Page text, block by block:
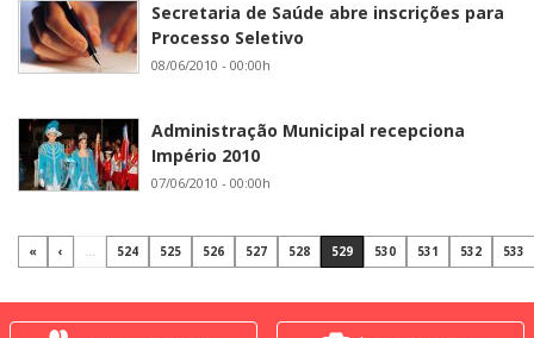
Secretaria de Saúde abre inscrições para
Processo Seletivo
08/06/2010 - 00:00h
Administração Municipal recepciona
Império 2010
07/06/2010 - 00:00h
« ‹ ... 524 525 526 527 528 529 530 531 532 533